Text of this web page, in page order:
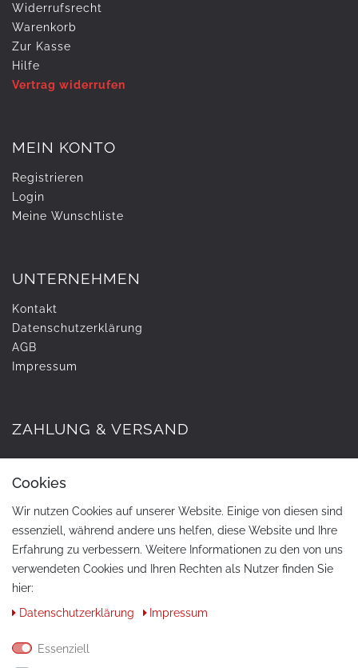
Widerrufs­recht
Warenkorb
Zur Kasse
Hilfe
Vertrag widerrufen
MEIN KONTO
Registrieren
Login
Meine Wunschliste
UNTERNEHMEN
Kontakt
Daten­schutz­erklärung
AGB
Impressum
ZAHLUNG & VERSAND
Cookies
Wir nutzen Cookies auf unserer Website. Einige von diesen sind
essenziell, während andere uns helfen, diese Website und Ihre
Erfahrung zu verbessern. Weitere Informationen zu den von uns
verwendeten Cookies und Ihren Rechten als Nutzer finden Sie
hier:
Daten­schutz­erklärung
Impressum
Essenziell